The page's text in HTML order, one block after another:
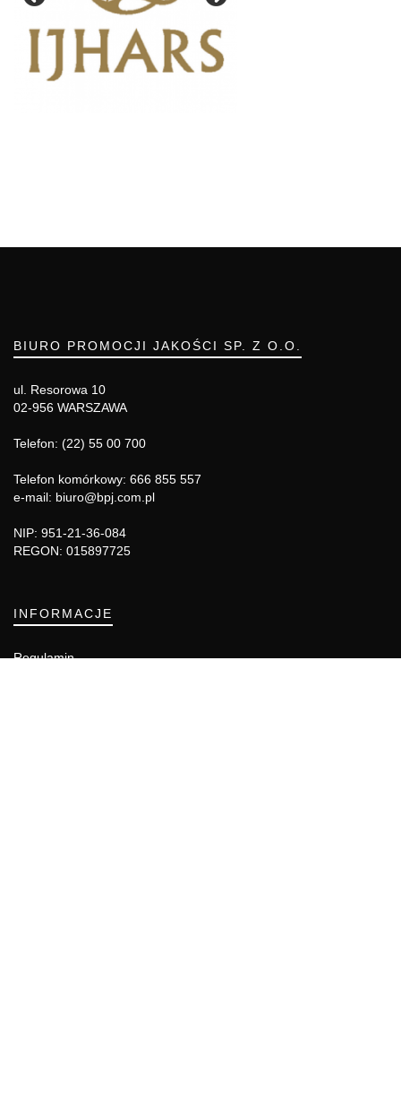
BIURO PROMOCJI JAKOŚCI SP. Z O.O.
ul. Resorowa 10
02-956 WARSZAWA
Telefon: (22) 55 00 700
Telefon komórkowy: 666 855 557
e-mail: biuro@bpj.com.pl
NIP: 951-21-36-084
REGON: 015897725
INFORMACJE
Regulamin